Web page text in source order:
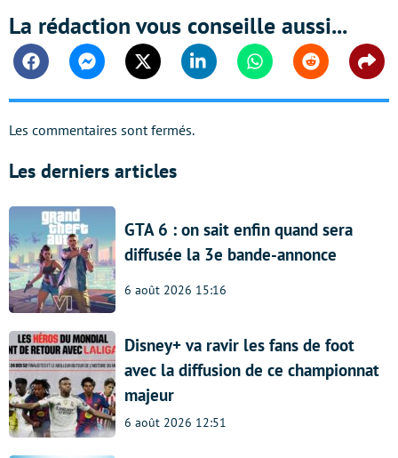
La rédaction vous conseille aussi...
FacebookMessengerTwitter Linkedin WhatsappReddit
Les commentaires sont fermés.
Les derniers articles
GTA 6 : on sait enfin quand sera
diffusée la 3e bande-annonce
6 août 2026 15:16
Disney+ va ravir les fans de foot
avec la diffusion de ce championnat
majeur
6 août 2026 12:51